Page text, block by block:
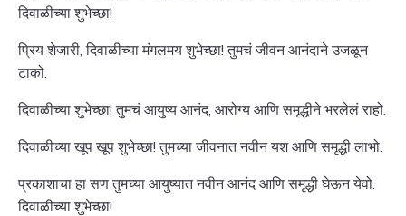
दिवाळीच्या शुभेच्छा!
प्रिय शेजारी, दिवाळीच्या मंगलमय शुभेच्छा! तुमचं जीवन आनंदाने उजळून
टाको.
दिवाळीच्या शुभेच्छा! तुमचं आयुष्य आनंद, आरोग्य आणि समृद्धीने भरलेलं राहो.
दिवाळीच्या खूप खूप शुभेच्छा! तुमच्या जीवनात नवीन यश आणि समृद्धी लाभो.
प्रकाशाचा हा सण तुमच्या आयुष्यात नवीन आनंद आणि समृद्धी घेऊन येवो.
दिवाळीच्या शुभेच्छा!